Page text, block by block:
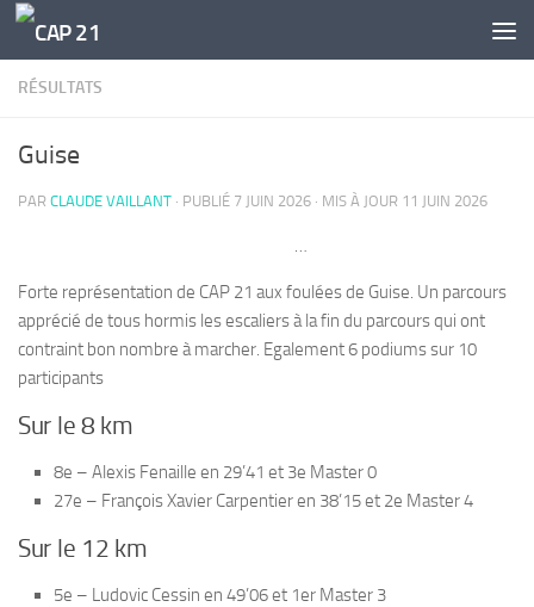
Skip to content
RÉSULTATS
Guise
PAR CLAUDE VAILLANT · PUBLIÉ 7 JUIN 2026 · MIS À JOUR 11 JUIN 2026
…
Forte représentation de CAP 21 aux foulées de Guise. Un parcours
apprécié de tous hormis les escaliers à la fin du parcours qui ont
contraint bon nombre à marcher. Egalement 6 podiums sur 10
participants
Sur le 8 km
8e – Alexis Fenaille en 29’41 et 3e Master 0
27e – François Xavier Carpentier en 38’15 et 2e Master 4
Sur le 12 km
5e – Ludovic Cessin en 49’06 et 1er Master 3